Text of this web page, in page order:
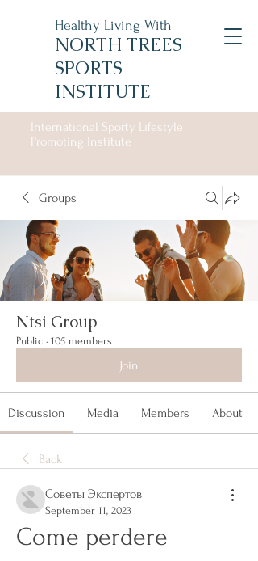
Healthy Living With
NORTH TREES
SPORTS
INSTITUTE
International Sporty Lifestyle
Promoting Institute
Groups
Ntsi Group
Public · 105 members
Join
Discussion Media Members About
Back
Советы Экспертов
September 11, 2023
Come perdere